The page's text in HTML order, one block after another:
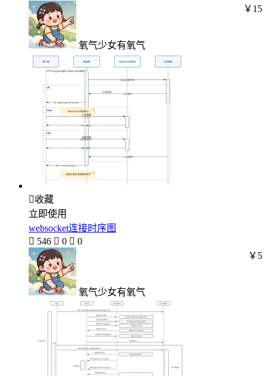
氧气少女有氧气
￥15
收藏
立即使用
websocket连接时序图
 546  0  0
氧气少女有氧气
￥5